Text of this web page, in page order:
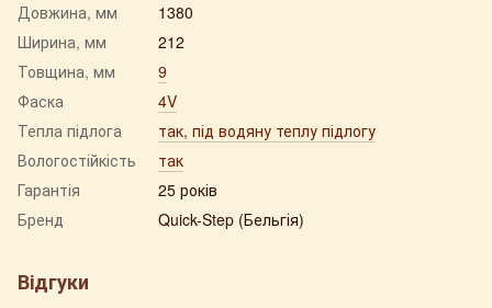
Довжина, мм
1380
Ширина, мм
212
Товщина, мм
9
Фаска
4V
Тепла підлога
так, під водяну теплу підлогу
Вологостійкість
так
Гарантія
25 років
Бренд
Quick-Step (Бельгія)
Відгуки